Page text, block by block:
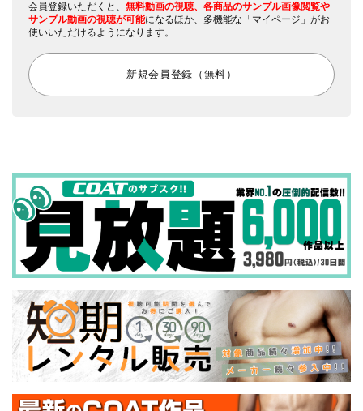
会員登録いただくと、 無料動画の視聴、各商品のサンプル画像閲覧や
サンプル動画の視聴が可能になるほか、多機能な「マイページ」がお
使いいただけるようになります。